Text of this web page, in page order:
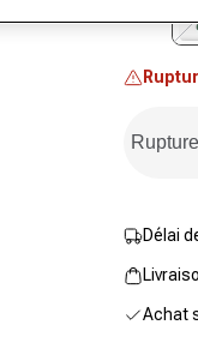
Délai
Achat